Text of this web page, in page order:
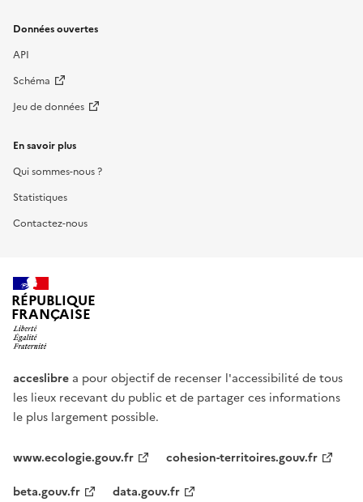
Données ouvertes
API
Schéma
Jeu de données
En savoir plus
Qui sommes-nous ?
Statistiques
Contactez-nous
RÉPUBLIQUE
FRANÇAISE
acceslibre a pour objectif de recenser l'accessibilité de tous
les lieux recevant du public et de partager ces informations
le plus largement possible.
www.ecologie.gouv.fr
cohesion-territoires.gouv.fr
beta.gouv.fr
data.gouv.fr